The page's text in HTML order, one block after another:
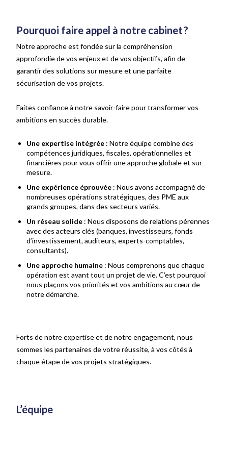
Pourquoi faire appel à notre cabinet?
Notre approche est fondée sur la compréhension
approfondie de vos enjeux et de vos objectifs, afin de
garantir des solutions sur mesure et une parfaite
sécurisation de vos projets.
Faites confiance à notre savoir-faire pour transformer vos
ambitions en succès durable.
Une expertise intégrée : Notre équipe combine des
compétences juridiques, fiscales, opérationnelles et
financières pour vous offrir une approche globale et sur
mesure.
Une expérience éprouvée : Nous avons accompagné de
nombreuses opérations stratégiques, des PME aux
grands groupes, dans des secteurs variés.
Un réseau solide : Nous disposons de relations pérennes
avec des acteurs clés (banques, investisseurs, fonds
d’investissement, auditeurs, experts-comptables,
consultants).
Une approche humaine : Nous comprenons que chaque
opération est avant tout un projet de vie. C’est pourquoi
nous plaçons vos priorités et vos ambitions au cœur de
notre démarche.
Forts de notre expertise et de notre engagement, nous
sommes les partenaires de votre réussite, à vos côtés à
chaque étape de vos projets stratégiques.
L’équipe